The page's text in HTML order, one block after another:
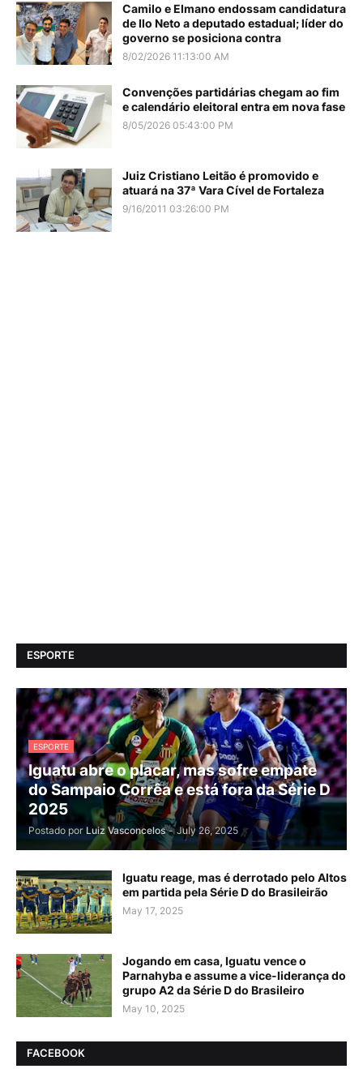
Camilo e Elmano endossam candidatura
de Ilo Neto a deputado estadual; líder do
governo se posiciona contra
8/02/2026 11:13:00 AM
Convenções partidárias chegam ao fim
e calendário eleitoral entra em nova fase
8/05/2026 05:43:00 PM
Juiz Cristiano Leitão é promovido e
atuará na 37ª Vara Cível de Fortaleza
9/16/2011 03:26:00 PM
ESPORTE
ESPORTE
Iguatu abre o placar, mas sofre empate
do Sampaio Corrêa e está fora da Série D
2025
Postado por Luiz Vasconcelos - July 26, 2025
Iguatu reage, mas é derrotado pelo Altos
em partida pela Série D do Brasileirão
May 17, 2025
Jogando em casa, Iguatu vence o
Parnahyba e assume a vice-liderança do
grupo A2 da Série D do Brasileiro
May 10, 2025
FACEBOOK